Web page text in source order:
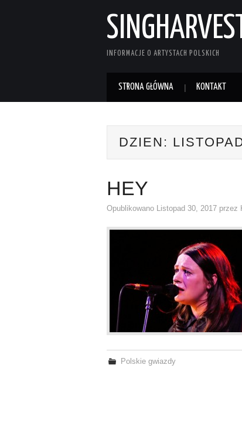
SINGHARVEST
INFORMACJE O ARTYSTACH POLSKICH
STRONA GŁÓWNA KONTAKT
DZIEN:
HEY
Opublikowano Listopad 30, 2017 przez
Polskie gwiazdy